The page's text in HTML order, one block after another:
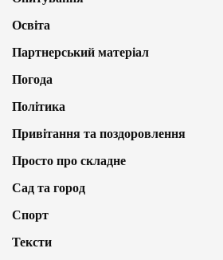
Освіта
Партнерський матеріал
Погода
Політика
Привітання та поздоровлення
Просто про складне
Сад та город
Спорт
Тексти